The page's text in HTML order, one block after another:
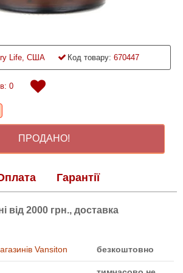
Life, США Код товару: 670447
0
ПРОДАНО!
Гарантії
від 2000 грн., доставка
Vansiton безкоштовно